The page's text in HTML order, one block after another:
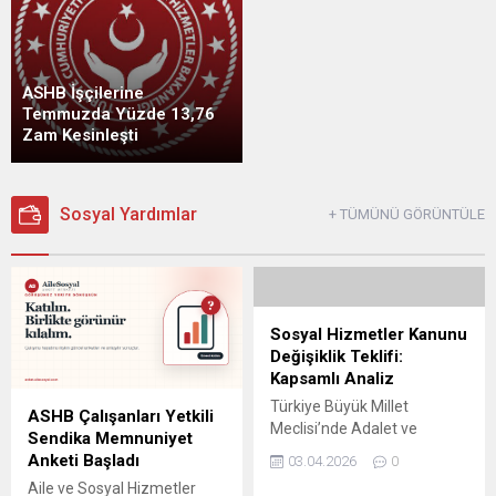
ASHB İşçilerine
Temmuzda Yüzde 13,76
Zam Kesinleşti
Sosyal Yardımlar + TÜMÜNÜ GÖRÜNTÜLE
ASHB Çalışanları Yetkili
Sendika Memnuniyet
Anketi Başladı
Aile ve Sosyal Hizmetler
Sosyal Hizmetler Kanunu
Değişiklik Teklifi:
Kapsamlı Analiz
Türkiye Büyük Millet
Meclisi’nde Adalet ve
Kalkınma Partisi
milletvekilleri tarafından
03.04.2026 0